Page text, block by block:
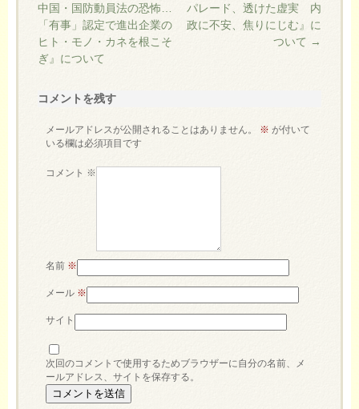
中国・国防動員法の恐怖…
「有事」認定で進出企業の
ヒト・モノ・カネを根こそ
ぎ』について
パレード、透けた虚実 内
政に不安、焦りにじむ』に
ついて →
コメントを残す
メールアドレスが公開されることはありません。 ※ が付いて
いる欄は必須項目です
コメント ※
名前 ※
メール ※
サイト
次回のコメントで使用するためブラウザーに自分の名前、メ
ールアドレス、サイトを保存する。